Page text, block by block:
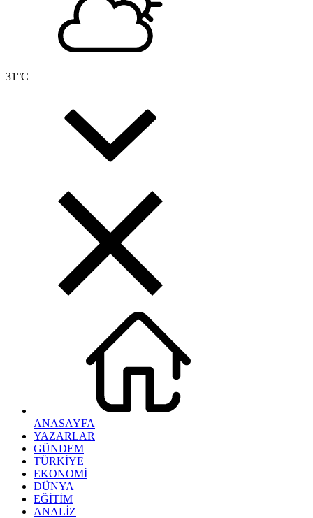
31°C
ANASAYFA
YAZARLAR
GÜNDEM
TÜRKİYE
EKONOMİ
DÜNYA
EĞİTİM
ANALİZ